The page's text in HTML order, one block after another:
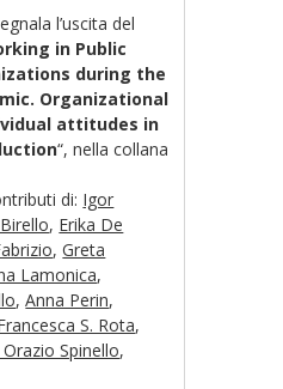
l’uscita del
in Public
during the
Organizational
attitudes in
“, nella collana
di: Igor
, Erika De
,Greta
Lamonica,
,Anna Perin,
S. Rota,
Spinello,